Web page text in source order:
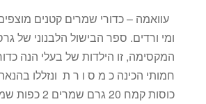
עוואמה – כדורי שמרים קטנים
ומי ורדים. ספר הבישול הלבנוני של
המקסימה, זו הילדות של בעלי הנה
כוסות קמח 20